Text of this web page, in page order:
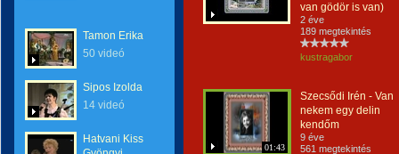
Tamon Erika
50 videó
Sipos Izolda
14 videó
Hatvani Kiss
van gödör is van)
2 éve
189 megtekintés
kustragabor
01:43
Szecsődi Irén - Van
nekem egy delin
kendőm
9 éve
561 megtekintés